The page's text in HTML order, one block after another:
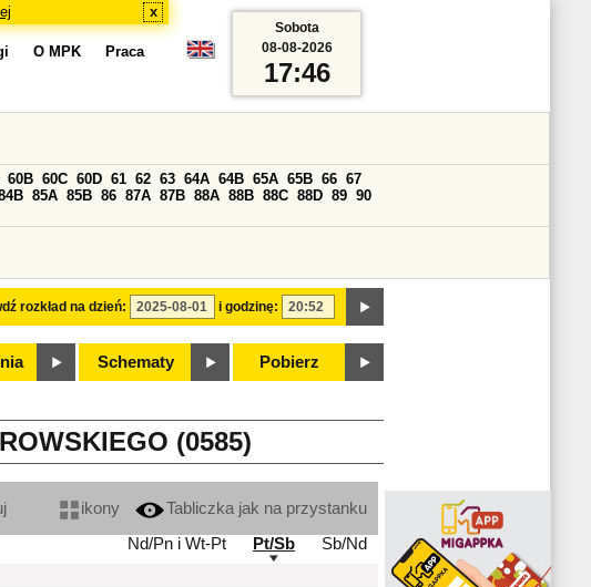
x
O MPK Praca
rozkład na dzień: i godzinę:
60B 60C 60D 61 62 63 64A 64B 65A 65B 66 67
85A 85B 86 87A 87B 88A 88B 88C 88D 89 90
Schematy Pobierz
Sobota
08-08-2026
17:46
(0585)
ikony
Tabliczka jak na przystanku
Nd/Pn i Wt-Pt
Pt/Sb
Sb/Nd